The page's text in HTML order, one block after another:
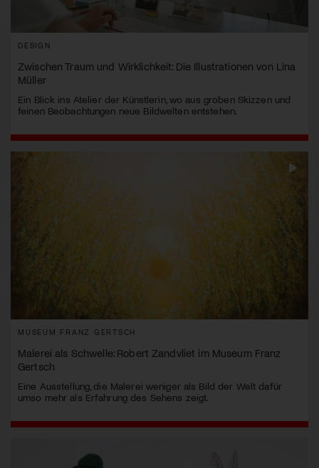
DESIGN
Zwischen Traum und Wirklichkeit: Die Illustrationen von Lina
Müller
Ein Blick ins Atelier der Künstlerin, wo aus groben Skizzen und
feinen Beobachtungen neue Bildwelten entstehen.
MUSEUM FRANZ GERTSCH
Malerei als Schwelle: Robert Zandvliet im Museum Franz
Gertsch
Eine Ausstellung, die Malerei weniger als Bild der Welt dafür
umso mehr als Erfahrung des Sehens zeigt.